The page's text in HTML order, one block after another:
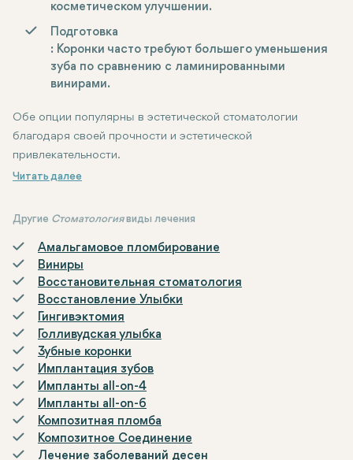
косметическом улучшении.
Подготовка
: Коронки часто требуют большего уменьшения
зуба по сравнению с ламинированными
винирами.
Обе опции популярны в эстетической стоматологии
благодаря своей прочности и эстетической
привлекательности.
Другие Стоматологиявиды лечения
Амальгамовое пломбирование
Виниры
Восстановительная стоматология
Восстановление Улыбки
Гингивэктомия
Голливудская улыбка
Зубные коронки
Имплантация зубов
Импланты all-on-4
Импланты all-on-6
Композитная пломба
Композитное Соединение
Лечение заболеваний десен